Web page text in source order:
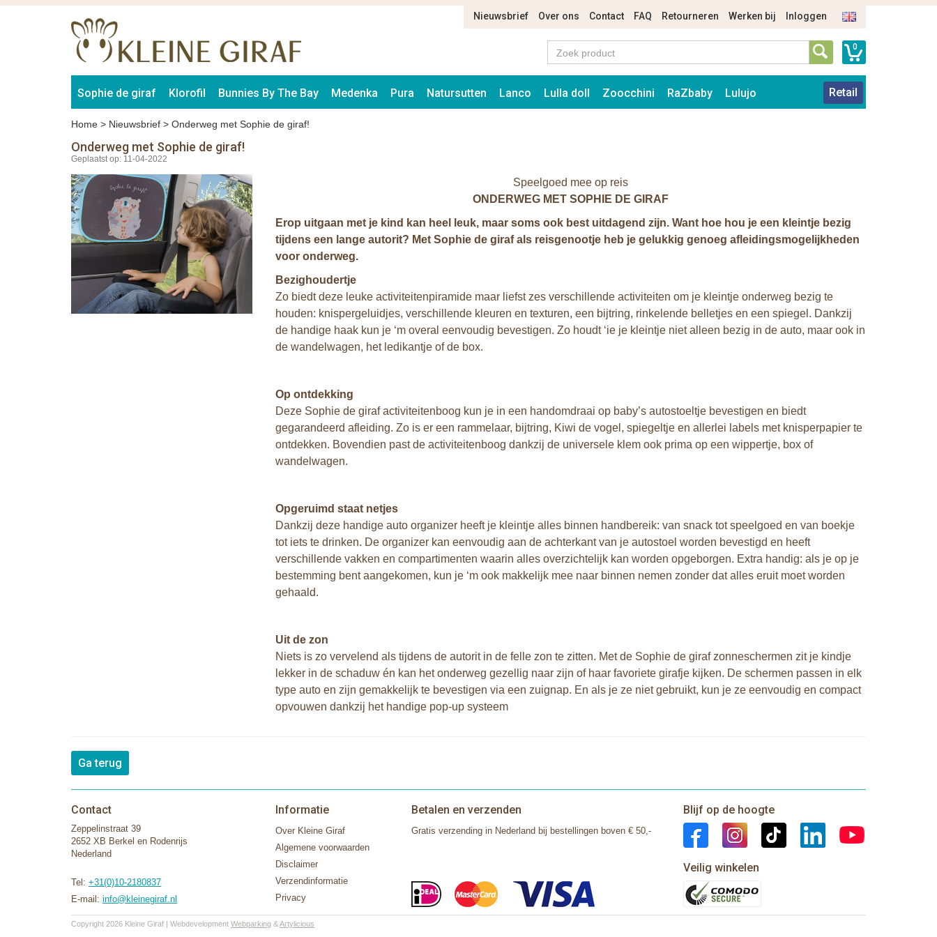
Nieuwsbrief Over ons Contact FAQ Retourneren Werken bij Inloggen
0
Sophie de giraf Klorofil Bunnies By The Bay Medenka Pura Natursutten Lanco Lulla doll Zoocchini RaZbaby Lulujo Retail
Home > Nieuwsbrief > Onderweg met Sophie de giraf!
Onderweg met Sophie de giraf!
Geplaatst op: 11-04-2022
Speelgoed mee op reis
ONDERWEG MET SOPHIE DE GIRAF
Erop uitgaan met je kind kan heel leuk, maar soms ook best uitdagend zijn. Want hoe hou je een kleintje bezig
tijdens een lange autorit? Met Sophie de giraf als reisgenootje heb je gelukkig genoeg afleidingsmogelijkheden
voor onderweg.
Bezighoudertje
Zo biedt deze leuke activiteitenpiramide maar liefst zes verschillende activiteiten om je kleintje onderweg bezig te
houden: knispergeluidjes, verschillende kleuren en texturen, een bijtring, rinkelende belletjes en een spiegel. Dankzij
de handige haak kun je ‘m overal eenvoudig bevestigen. Zo houdt ‘ie je kleintje niet alleen bezig in de auto, maar ook in
de wandelwagen, het ledikantje of de box.
Op ontdekking
Deze Sophie de giraf activiteitenboog kun je in een handomdraai op baby’s autostoeltje bevestigen en biedt
gegarandeerd afleiding. Zo is er een rammelaar, bijtring, Kiwi de vogel, spiegeltje en allerlei labels met knisperpapier te
ontdekken. Bovendien past de activiteitenboog dankzij de universele klem ook prima op een wippertje, box of
wandelwagen.
Opgeruimd staat netjes
Dankzij deze handige auto organizer heeft je kleintje alles binnen handbereik: van snack tot speelgoed en van boekje
tot iets te drinken. De organizer kan eenvoudig aan de achterkant van je autostoel worden bevestigd en heeft
verschillende vakken en compartimenten waarin alles overzichtelijk kan worden opgeborgen. Extra handig: als je op je
bestemming bent aangekomen, kun je ‘m ook makkelijk mee naar binnen nemen zonder dat alles eruit moet worden
gehaald.
Uit de zon
Niets is zo vervelend als tijdens de autorit in de felle zon te zitten. Met de Sophie de giraf zonneschermen zit je kindje
lekker in de schaduw én kan het onderweg gezellig naar zijn of haar favoriete girafje kijken. De schermen passen in elk
type auto en zijn gemakkelijk te bevestigen via een zuignap. En als je ze niet gebruikt, kun je ze eenvoudig en compact
opvouwen dankzij het handige pop-up systeem
Ga terug
Contact
Zeppelinstraat 39
2652 XB Berkel en Rodenrijs
Nederland
Tel: +31(0)10-2180837
E-mail: info@kleinegiraf.nl
Informatie
Over Kleine Giraf
Algemene voorwaarden
Disclaimer
Verzendinformatie
Privacy
Betalen en verzenden
Gratis verzending in Nederland bij bestellingen boven € 50,-
Blijf op de hoogte
Veilig winkelen
Copyright 2026 Kleine Giraf | Webdevelopment Webparking &Artylicious